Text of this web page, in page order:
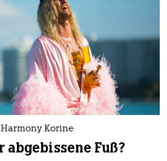
Harmony Korine
abgebissene Fuß?